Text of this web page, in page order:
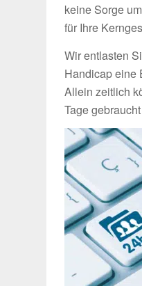
keine Sorge
für Ihre
Wir entlasten
Handicap eine
Allein zeitlich
Tage